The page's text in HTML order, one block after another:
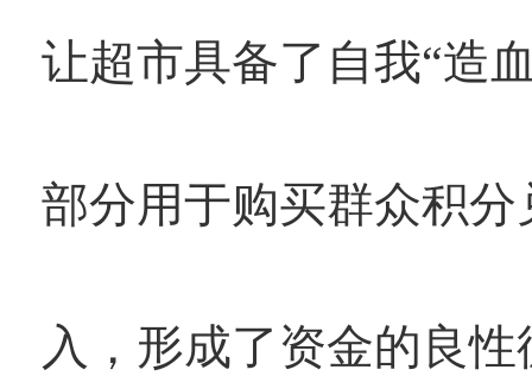
让超市具备了自我“造
部分用于购买群众积
入，形成了资金的良性